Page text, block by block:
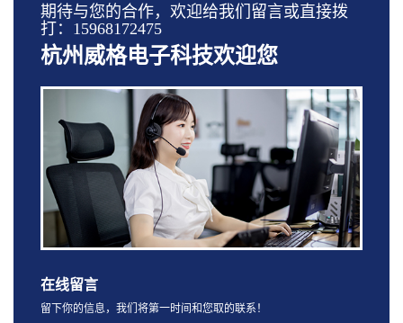
期待与您的合作，欢迎给我们留言或直接拨
打：15968172475
杭州威格电子科技欢迎您
在线留言
留下你的信息，我们将第一时间和您取的联系！